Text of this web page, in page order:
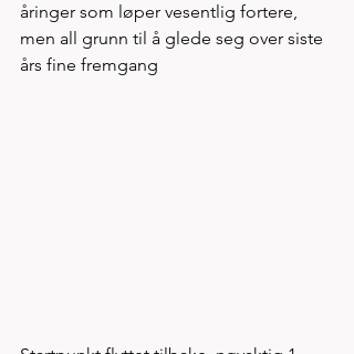
åringer som løper vesentlig fortere,
men all grunn til å glede seg over siste
års fine fremgang